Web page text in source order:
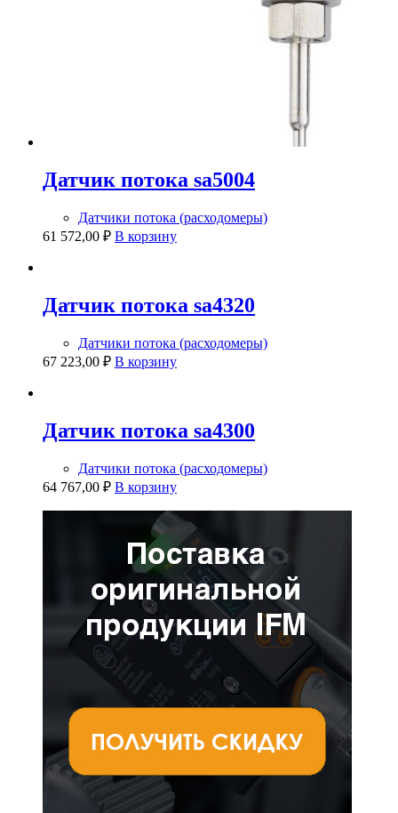
Датчик потока sa5004
Датчики потока (расходомеры)
61 572,00 ₽ В корзину
Датчик потока sa4320
Датчики потока (расходомеры)
67 223,00 ₽ В корзину
Датчик потока sa4300
Датчики потока (расходомеры)
64 767,00 ₽ В корзину